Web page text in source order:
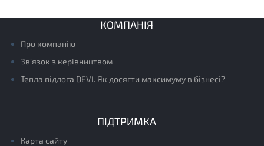
КОМПАНІЯ
Про компанію
Зв’язок з керівництвом
Тепла підлога DEVI. Як досягти максимуму в бізнесі?
ПІДТРИМКА
Карта сайту